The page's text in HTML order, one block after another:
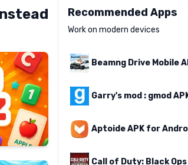
Recommended Apps
Work on modern devices
Aptoide APK for